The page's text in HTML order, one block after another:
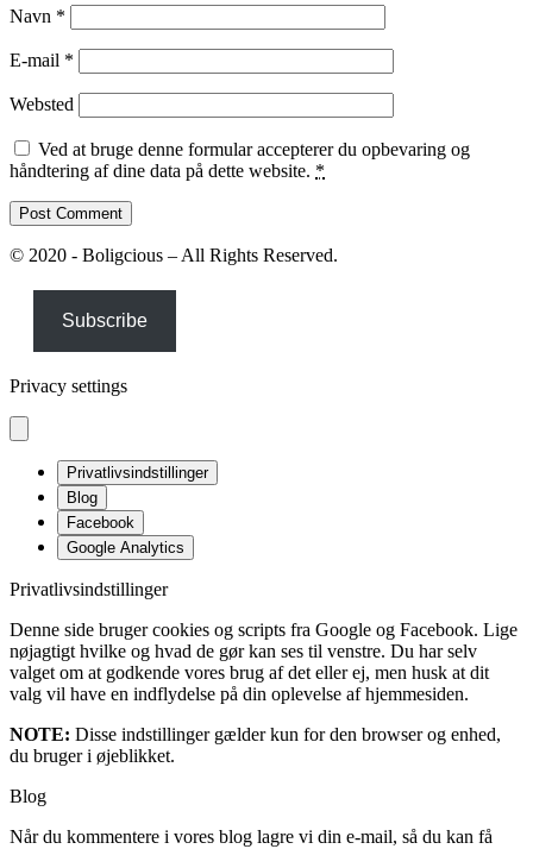
Navn *
E-mail *
Websted
Ved at bruge denne formular accepterer du opbevaring og
håndtering af dine data på dette website. *
© 2020 - Boligcious – All Rights Reserved.
Subscribe
Privacy settings
Privatlivsindstillinger
Blog
Facebook
Google Analytics
Privatlivsindstillinger
Denne side bruger cookies og scripts fra Google og Facebook. Lige
nøjagtigt hvilke og hvad de gør kan ses til venstre. Du har selv
valget om at godkende vores brug af det eller ej, men husk at dit
valg vil have en indflydelse på din oplevelse af hjemmesiden.
NOTE: Disse indstillinger gælder kun for den browser og enhed,
du bruger i øjeblikket.
Blog
Når du kommentere i vores blog lagre vi din e-mail, så du kan få